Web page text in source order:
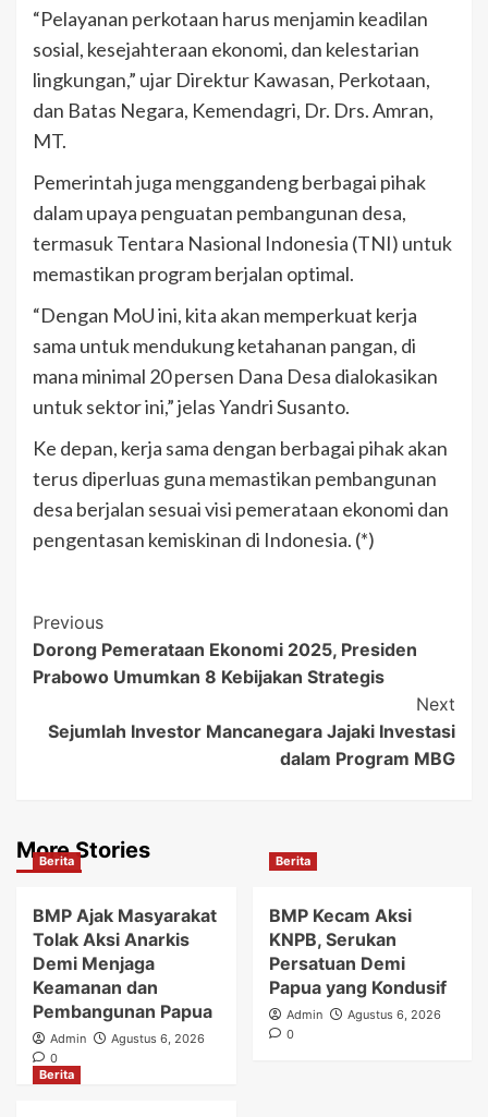
“Pelayanan perkotaan harus menjamin keadilan
sosial, kesejahteraan ekonomi, dan kelestarian
lingkungan,” ujar Direktur Kawasan, Perkotaan,
dan Batas Negara, Kemendagri, Dr. Drs. Amran,
MT.
Pemerintah juga menggandeng berbagai pihak
dalam upaya penguatan pembangunan desa,
termasuk Tentara Nasional Indonesia (TNI) untuk
memastikan program berjalan optimal.
“Dengan MoU ini, kita akan memperkuat kerja
sama untuk mendukung ketahanan pangan, di
mana minimal 20 persen Dana Desa dialokasikan
untuk sektor ini,” jelas Yandri Susanto.
Ke depan, kerja sama dengan berbagai pihak akan
terus diperluas guna memastikan pembangunan
desa berjalan sesuai visi pemerataan ekonomi dan
pengentasan kemiskinan di Indonesia. (*)
Post
Navigation
Previous
Dorong Pemerataan Ekonomi 2025, Presiden
Prabowo Umumkan 8 Kebijakan Strategis
Next
Sejumlah Investor Mancanegara Jajaki Investasi
dalam Program MBG
More Stories
Berita
BMP Ajak Masyarakat
Tolak Aksi Anarkis
Demi Menjaga
Keamanan dan
Pembangunan Papua
Admin
Agustus 6, 2026
0
Berita
BMP Kecam Aksi
KNPB, Serukan
Persatuan Demi
Papua yang Kondusif
Admin
Agustus 6, 2026
0
Berita